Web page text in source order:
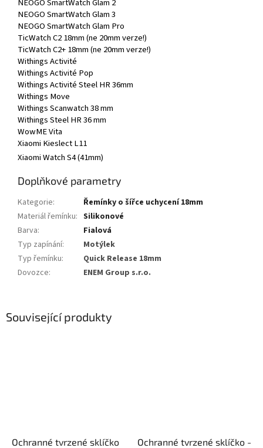
Související produkty
Ochranné tvrzené sklíčko
Ochranné tvrzené sklíčko -
NEOGO SmartWatch Glam 3
NEOGO SmartWatch Glam Pro
TicWatch C2 18mm (ne 20mm verze!)
TicWatch C2+ 18mm (ne 20mm verze!)
Withings Activité
Withings Activité Pop
Withings Activité Steel HR 36mm
Withings Move
Withings Scanwatch 38 mm
Withings Steel HR 36 mm
WowME Vita
Xiaomi Kieslect L11
Xiaomi Watch S4 (41mm)
Doplňkové parametry
Kategorie:
Řemínky o šířce uchycení 18mm
Materiál řemínku: Silikonové
Barva:
Fialová
Typ zapínání:
Motýlek
Typ řemínku:
Quick Release 18mm
Dovozce: ENEM Group s.r.o.